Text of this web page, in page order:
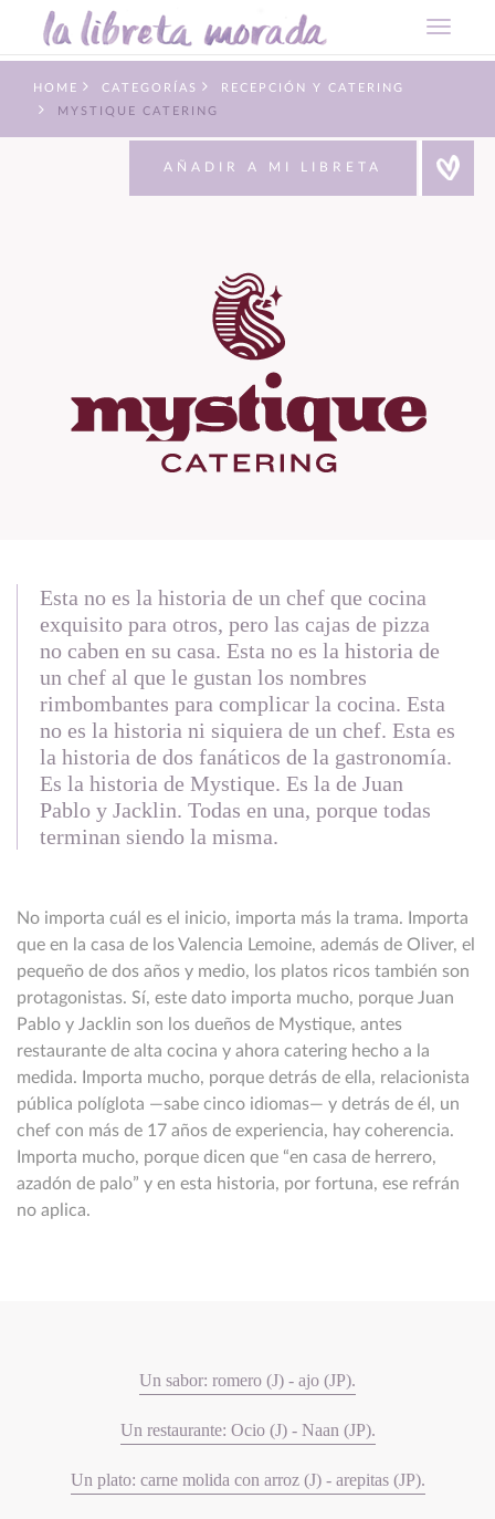
HOME CATEGORÍAS
RECEPCIÓN Y CATERING
MYSTIQUE CATERING
AÑADIR A MI LIBRETA
Esta no es la historia de un chef que cocina
exquisito para otros, pero las cajas de pizza
no caben en su casa. Esta no es la historia de
un chef al que le gustan los nombres
rimbombantes para complicar la cocina. Esta
no es la historia ni siquiera de un chef. Esta es
la historia de dos fanáticos de la gastronomía.
Es la historia de Mystique. Es la de Juan
Pablo y Jacklin. Todas en una, porque todas
terminan siendo la misma.
No importa cuál es el inicio, importa más la trama. Importa
que en la casa de los Valencia Lemoine, además de Oliver, el
pequeño de dos años y medio, los platos ricos también son
protagonistas. Sí, este dato importa mucho, porque Juan
Pablo y Jacklin son los dueños de Mystique, antes
restaurante de alta cocina y ahora catering hecho a la
medida. Importa mucho, porque detrás de ella, relacionista
pública políglota —sabe cinco idiomas— y detrás de él, un
chef con más de 17 años de experiencia, hay coherencia.
Importa mucho, porque dicen que “en casa de herrero,
azadón de palo” y en esta historia, por fortuna, ese refrán
no aplica.
Un sabor: romero (J) - ajo (JP).
Un restaurante: Ocio (J) - Naan (JP).
Un plato: carne molida con arroz (J) - arepitas (JP).